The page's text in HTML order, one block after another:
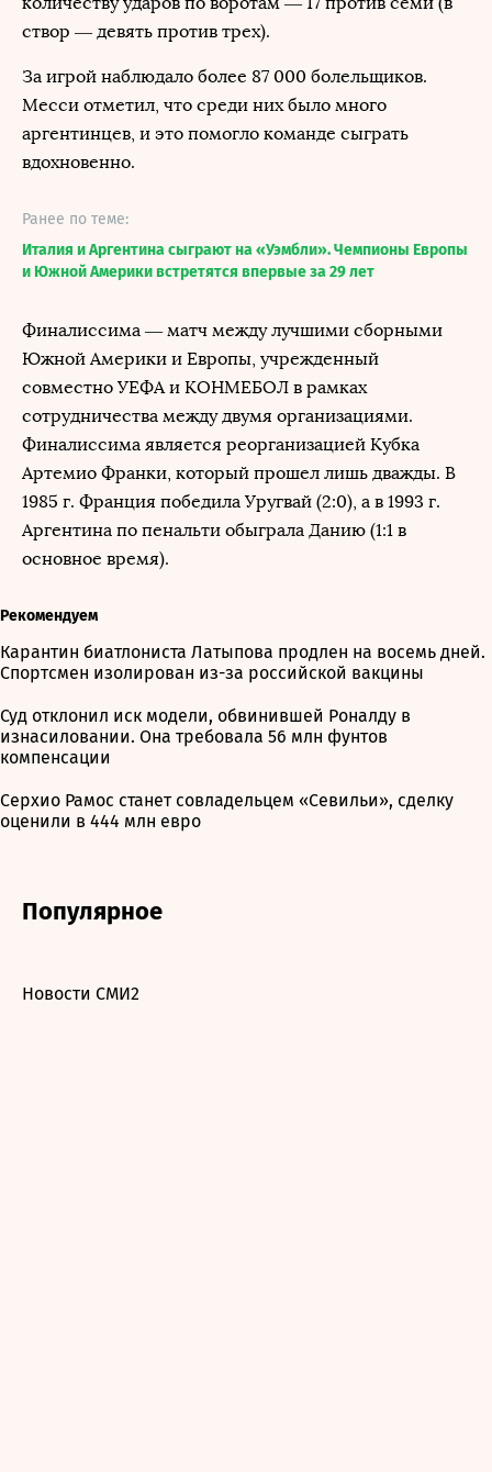
створ — девять против трех).
За игрой наблюдало более 87 000 болельщиков.
Месси отметил, что среди них было много
аргентинцев, и это помогло команде сыграть
вдохновенно.
Ранее по теме:
Италия и Аргентина сыграют на «Уэмбли». Чемпионы Европы
и Южной Америки встретятся впервые за 29 лет
Финалиссима — матч между лучшими сборными
Южной Америки и Европы, учрежденный
совместно УЕФА и КОНМЕБОЛ в рамках
сотрудничества между двумя организациями.
Финалиссима является реорганизацией Кубка
Артемио Франки, который прошел лишь дважды. В
1985 г. Франция победила Уругвай (2:0), а в 1993 г.
Аргентина по пенальти обыграла Данию (1:1 в
основное время).
Рекомендуем
Карантин биатлониста Латыпова продлен на восемь дней.
Спортсмен изолирован из-за российской вакцины
Суд отклонил иск модели, обвинившей Роналду в
изнасиловании. Она требовала 56 млн фунтов
компенсации
Серхио Рамос станет совладельцем «Севильи», сделку
оценили в 444 млн евро
Популярное
Новости СМИ2